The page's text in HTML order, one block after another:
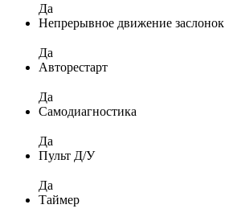
Да
Непрерывное движение заслонок
Да
Авторестарт
Да
Самодиагностика
Да
Пульт Д/У
Да
Таймер